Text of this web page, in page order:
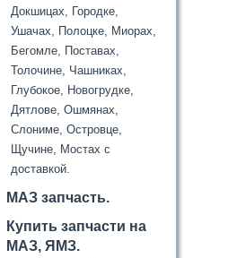
Докшицах, Городке,
Ушачах, Полоцке, Миорах,
Бегомле, Поставах,
Толочине, Чашниках,
Глубокое, Новогрудке,
Дятлове, Ошмянах,
Слониме, Островце,
Щучине, Мостах с
доставкой.
МАЗ запчасть.
Купить запчасти на
МАЗ, ЯМЗ.